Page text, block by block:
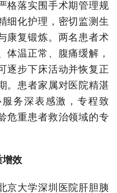
格落实围手术期管理规
细化护理，密切监测生
康复锻炼。两名患者术
体温正常、腹痛缓解，
逐步下床活动并恢复正
。患者家属对医院精湛
务深表感激，专程致
危重患者救治领域的专
效
京大学深圳医院肝胆胰